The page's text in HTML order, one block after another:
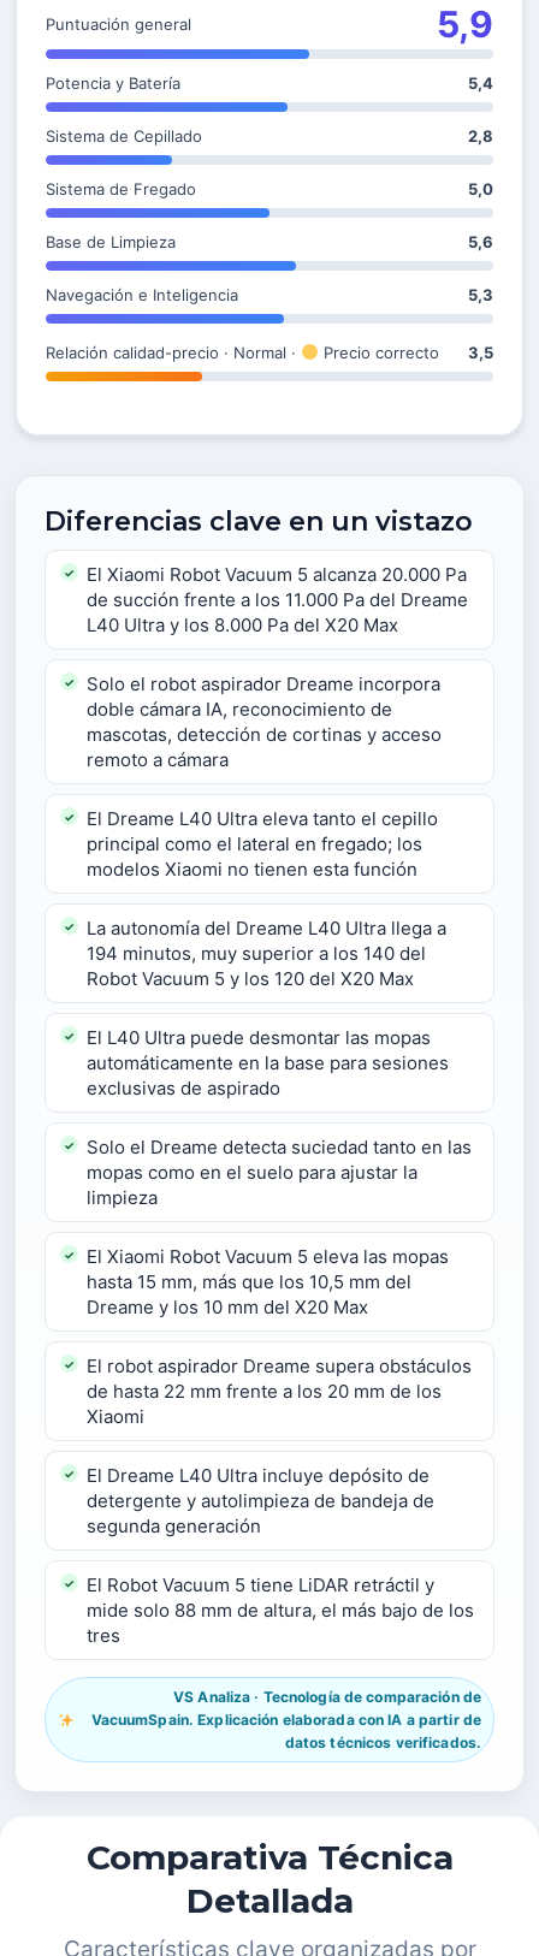
Puntuación general 5,9
Potencia y Batería 5,4
Sistema de Cepillado 2,8
Sistema de Fregado 5,0
Base de Limpieza 5,6
Navegación e Inteligencia 5,3
Relación calidad-precio · Normal · Precio correcto 3,5
Diferencias clave en un vistazo
El Xiaomi Robot Vacuum 5 alcanza 20.000 Pa
de succión frente a los 11.000 Pa del Dreame
L40 Ultra y los 8.000 Pa del X20 Max
Solo el robot aspirador Dreame incorpora
doble cámara IA, reconocimiento de
mascotas, detección de cortinas y acceso
remoto a cámara
El Dreame L40 Ultra eleva tanto el cepillo
principal como el lateral en fregado; los
modelos Xiaomi no tienen esta función
La autonomía del Dreame L40 Ultra llega a
194 minutos, muy superior a los 140 del
Robot Vacuum 5 y los 120 del X20 Max
El L40 Ultra puede desmontar las mopas
automáticamente en la base para sesiones
exclusivas de aspirado
Solo el Dreame detecta suciedad tanto en las
mopas como en el suelo para ajustar la
limpieza
El Xiaomi Robot Vacuum 5 eleva las mopas
hasta 15 mm, más que los 10,5 mm del
Dreame y los 10 mm del X20 Max
El robot aspirador Dreame supera obstáculos
de hasta 22 mm frente a los 20 mm de los
Xiaomi
El Dreame L40 Ultra incluye depósito de
detergente y autolimpieza de bandeja de
segunda generación
El Robot Vacuum 5 tiene LiDAR retráctil y
mide solo 88 mm de altura, el más bajo de los
tres
VS Analiza · Tecnología de comparación de
VacuumSpain. Explicación elaborada con IA a partir de
datos técnicos verificados.
Comparativa Técnica
Detallada
Características clave organizadas por